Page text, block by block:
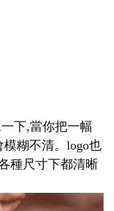
下,當你把一幅
糊不清。logo也
種尺寸下都清晰